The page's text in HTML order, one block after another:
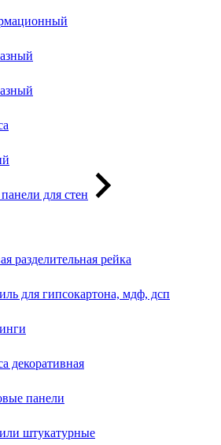
для стен
разделительная рейка
для гипсокартона, мдф, дсп
декоративная
панели
штукатурные